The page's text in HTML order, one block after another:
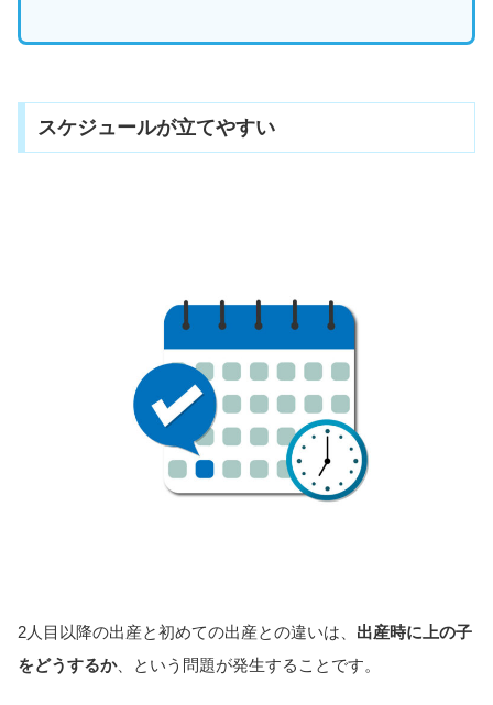
スケジュールが立てやすい
2人目以降の出産と初めての出産との違いは、 出産時に上の子
をどうするか、という問題が発生することです。